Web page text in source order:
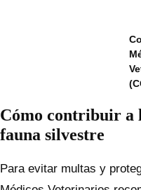
Cómo contribuir a
fauna silvestre
Para evitar multas y